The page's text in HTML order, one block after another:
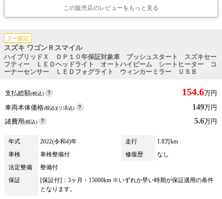
この販売店のレビューをもっと見る
グー鑑定
スズキ ワゴンＲスマイル
ハイブリッドＸ ＯＰ１０年保証対象車 プッシュスタート スズキセー
フティー ＬＥＤヘッドライト オートハイビーム シートヒーター コ
ーナーセンサー ＬＥＤフォグライト ウィンカーミラー ＵＳＢ
支払総額(税込) 154.6万円
車両本体価格(税込)(リ済込) 149万円
諸費用(税込) 5.6万円
年式 2022(令和4)年 走行
1.8万km
車検
車検整備付 修復歴
なし
法定整備
整備付
保証
[保証付]：3ヶ月・15000km ※いずれか早い時期が保証適用の条件
となります。